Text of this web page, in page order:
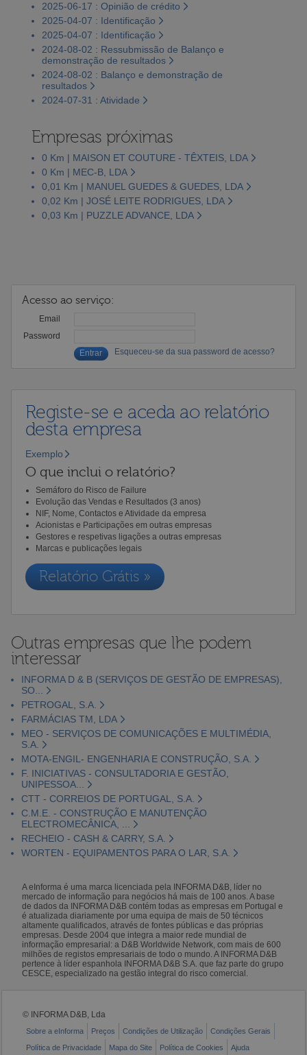
2025-06-17 : Opinião de crédito
2025-04-07 : Identificação
2025-04-07 : Identificação
2024-08-02 : Ressubmissão de Balanço e
demonstração de resultados
2024-08-02 : Balanço e demonstração de
resultados
2024-07-31 : Atividade
Empresas próximas
0 Km | MAISON ET COUTURE - TÊXTEIS, LDA
0 Km | MEC-B, LDA
0,01 Km | MANUEL GUEDES & GUEDES, LDA
0,02 Km | JOSÉ LEITE RODRIGUES, LDA
0,03 Km | PUZZLE ADVANCE, LDA
Acesso ao serviço:
Email
Password
Esqueceu-se da sua password de acesso?
Registe-se e aceda ao relatório
desta empresa
Exemplo
O que inclui o relatório?
Semáforo do Risco de Failure
Evolução das Vendas e Resultados (3 anos)
NIF, Nome, Contactos e Atividade da empresa
Acionistas e Participações em outras empresas
Gestores e respetivas ligações a outras empresas
Marcas e publicações legais
Relatório Grátis »
Outras empresas que lhe podem
interessar
INFORMA D & B (SERVIÇOS DE GESTÃO DE EMPRESAS),
SO...
PETROGAL, S.A.
FARMÁCIAS TM, LDA
MEO - SERVIÇOS DE COMUNICAÇÕES E MULTIMÉDIA,
S.A.
MOTA-ENGIL- ENGENHARIA E CONSTRUÇÃO, S.A.
F. INICIATIVAS - CONSULTADORIA E GESTÃO,
UNIPESSOA...
CTT - CORREIOS DE PORTUGAL, S.A.
C.M.E. - CONSTRUÇÃO E MANUTENÇÃO
ELECTROMECÂNICA, ...
RECHEIO - CASH & CARRY, S.A.
WORTEN - EQUIPAMENTOS PARA O LAR, S.A.
A eInforma é uma marca licenciada pela INFORMA D&B, líder no
mercado de informação para negócios há mais de 100 anos. A base
de dados da INFORMA D&B contém todas as empresas em Portugal e
é atualizada diariamente por uma equipa de mais de 50 técnicos
altamente qualificados, através de fontes públicas e das próprias
empresas. Desde 2004 que integra a maior rede mundial de
informação empresarial: a D&B Worldwide Network, com mais de 600
milhões de registos empresariais de todo o mundo. A INFORMA D&B
pertence à líder espanhola INFORMA D&B S.A. que faz parte do grupo
CESCE, especializado na gestão integral do risco comercial.
© INFORMA D&B, Lda
Sobre a eInforma Preços Condições de Utilização
Condições Gerais
Política de Privacidade
Mapa do Site Política de Cookies Ajuda